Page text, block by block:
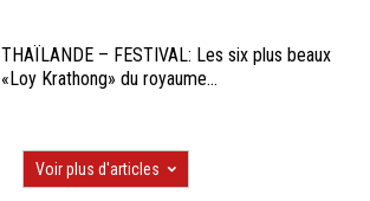
THAÏLANDE – FESTIVAL: Les six plus beaux
«Loy Krathong» du royaume...
Voir plus d'articles